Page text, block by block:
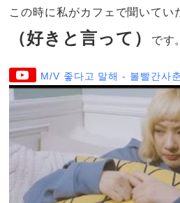
この時に私がカフェで聞いてい
（好きと言って）
です。
M/V 좋다고 말해 - 볼빨간사